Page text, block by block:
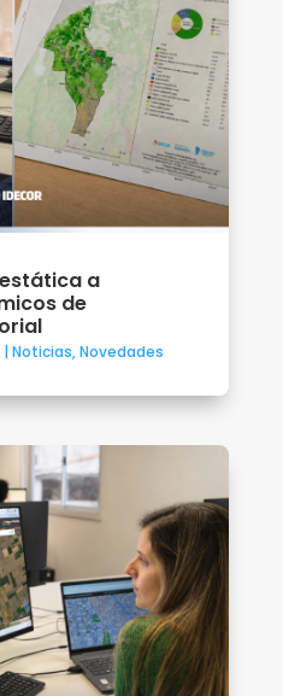
a
de
| Noticias,Novedades